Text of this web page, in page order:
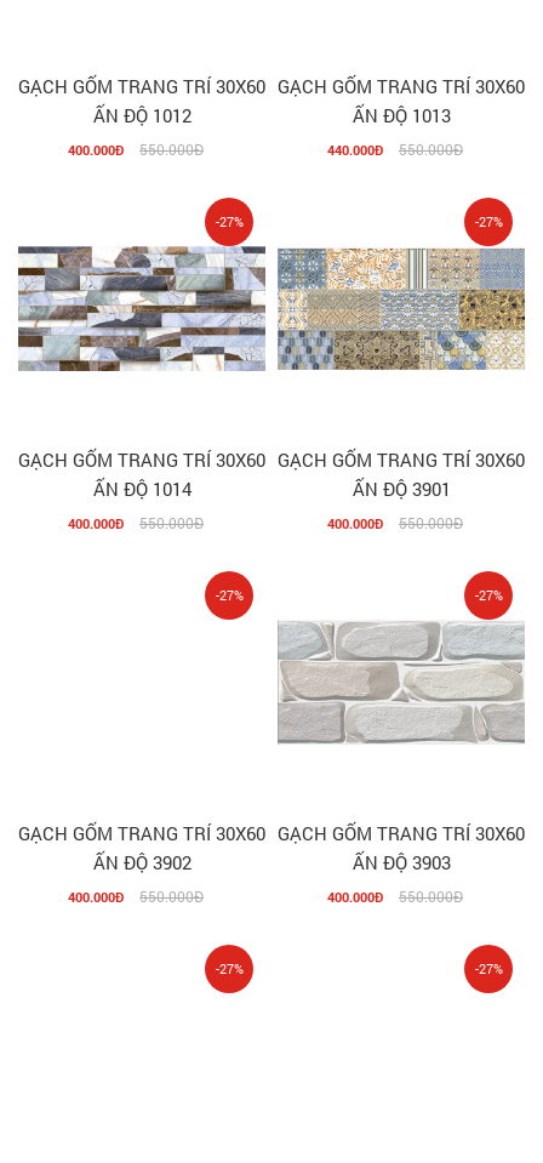
GẠCH GỐM TRANG TRÍ 30X60
ẤN ĐỘ 1012
400.000Đ 550.000Đ
GẠCH GỐM TRANG TRÍ 30X60
ẤN ĐỘ 1013
440.000Đ 550.000Đ
GẠCH GỐM TRANG TRÍ 30X60
ẤN ĐỘ 1014
400.000Đ 550.000Đ
-27%
GẠCH GỐM TRANG TRÍ 30X60
ẤN ĐỘ 3901
400.000Đ 550.000Đ
-27%
GẠCH GỐM TRANG TRÍ 30X60
ẤN ĐỘ 3902
400.000Đ 550.000Đ
-27%
GẠCH GỐM TRANG TRÍ 30X60
ẤN ĐỘ 3903
400.000Đ 550.000Đ
-27%
-27% -27%